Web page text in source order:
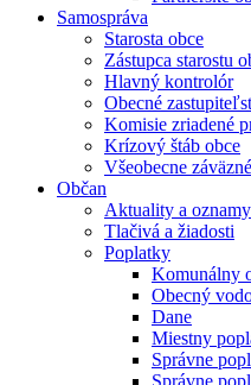
Samospráva
Starosta obce
Zástupca starostu
Hlavný kontrolór
Obecné
Komisie zriadené
Krízový štáb obce
Všeobecne
Občan
Aktuality a oznamy
Tlačivá a žiadosti
Poplatky
Komunálny
Obecný
Dane
Miestny
Správne
Správne